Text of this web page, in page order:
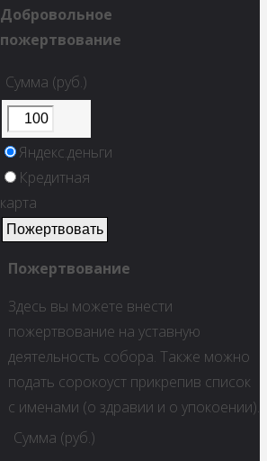
Добровольное
пожертвование
Сумма (руб.)
Яндекс.деньги
Кредитная
карта
Пожертвование
Здесь вы можете внести
пожертвование на уставную
деятельность собора. Также можно
подать сорокоуст прикрепив список
с именами (о здравии и о упокоении).
Сумма (руб.)